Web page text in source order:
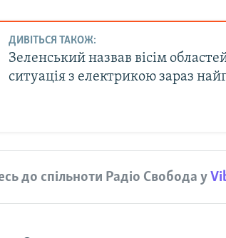
ДИВІТЬСЯ ТАКОЖ:
Зеленський назвав вісім
ситуація з електрикою зараз
до спільноти Радіо Свобода у